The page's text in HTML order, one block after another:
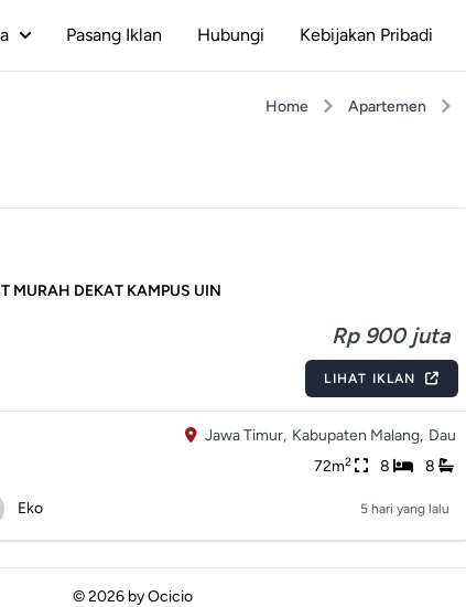
Pasang Iklan Hubungi Kebijakan Pribadi
Home Apartemen
MURAH DEKAT KAMPUS UIN
Rp 900 juta
LIHAT IKLAN
Jawa Timur, Kabupaten Malang, Dau
72m2 8 8
Eko 5 hari yang lalu
© 2026 byOcicio